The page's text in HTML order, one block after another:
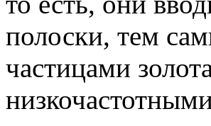
полоски, тем
частицами